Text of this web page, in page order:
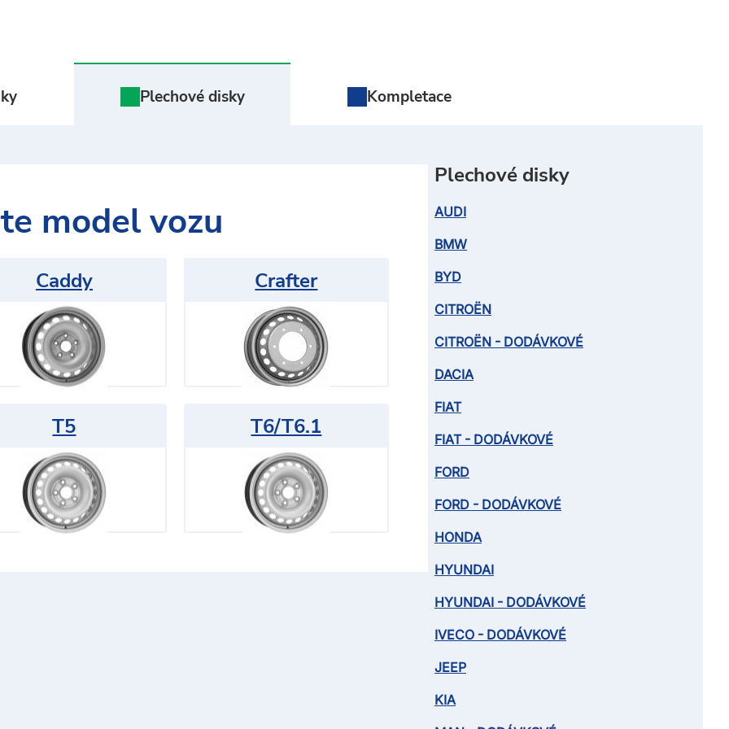
Plechovédisky Kompletace
Plechové disky
AUDI
BMW
BYD
CITROËN
CITROËN - DODÁVKOVÉ
DACIA
FIAT
FIAT - DODÁVKOVÉ
FORD
FORD - DODÁVKOVÉ
HONDA
HYUNDAI
HYUNDAI - DODÁVKOVÉ
IVECO - DODÁVKOVÉ
JEEP
KIA
model vozu
Caddy Crafter
T5 T6/T6.1